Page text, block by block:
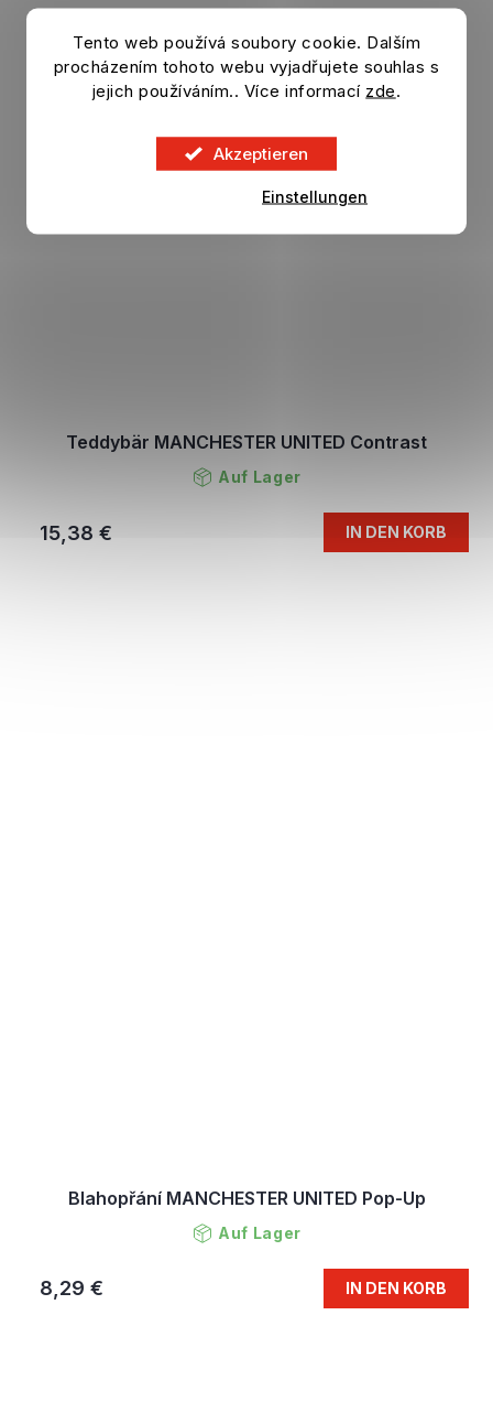
Tento web používá soubory cookie. Dalším
procházením tohoto webu vyjadřujete souhlas s
jejich používáním.. Více informací zde.
Akzeptieren
Einstellungen
Teddybär MANCHESTER UNITED Contrast
Auf Lager
15,38 € IN DEN KORB
Blahopřání MANCHESTER UNITED Pop-Up
Auf Lager
8,29 € IN DEN KORB